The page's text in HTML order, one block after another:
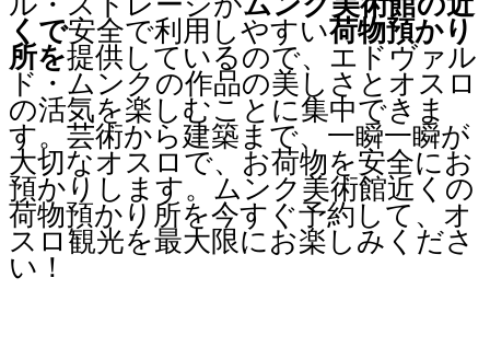
くで安全で利用しやすい荷物預かり
所を提供しているので、エドヴァル
ド・ムンクの作品の美しさとオスロ
の活気を楽しむことに集中できま
す。芸術から建築まで、一瞬一瞬が
大切なオスロで、お荷物を安全にお
預かりします。ムンク美術館近くの
荷物預かり所を今すぐ予約して、オ
スロ観光を最大限にお楽しみくださ
い！